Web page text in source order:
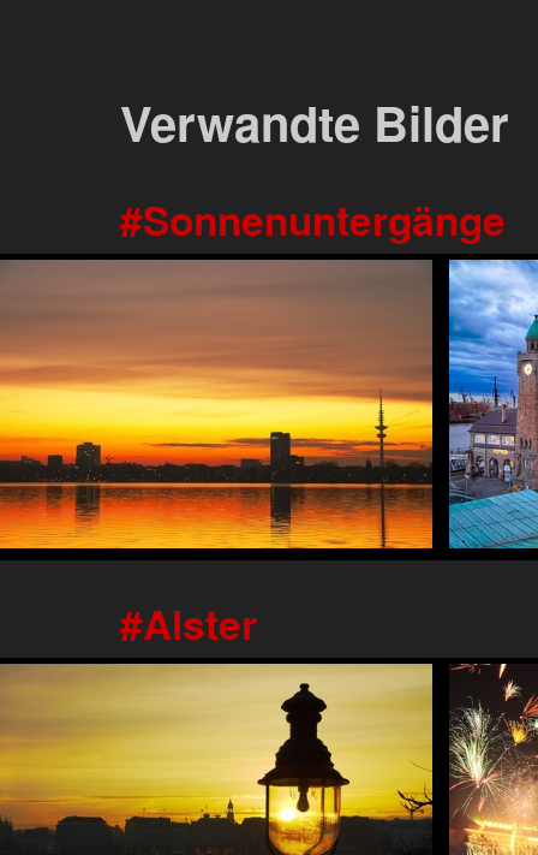
Verwandte Bilder
Sonnenuntergänge
Alster